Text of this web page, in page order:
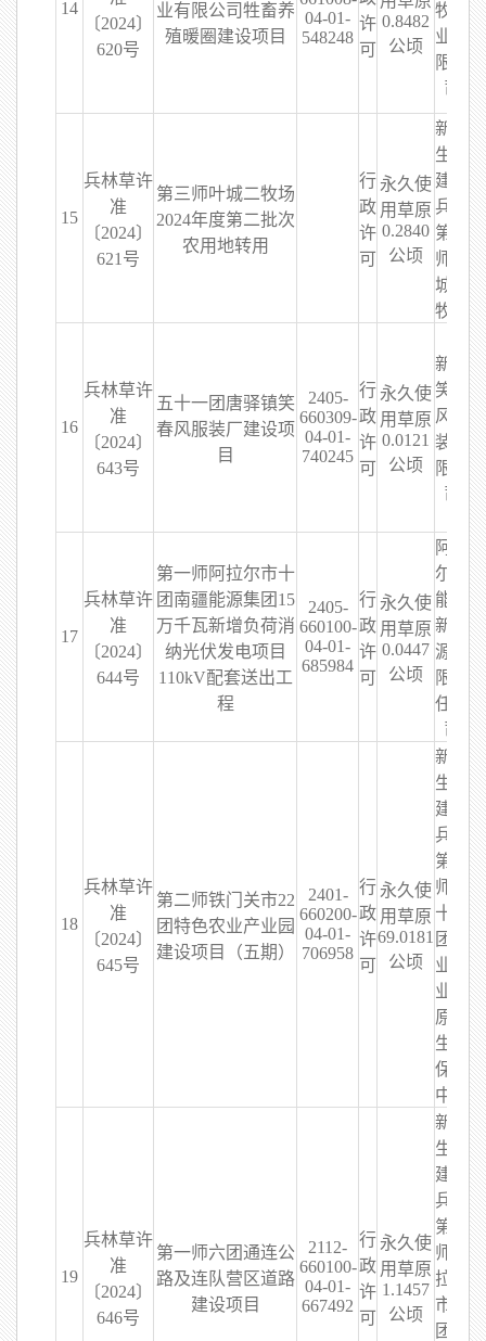
14
〔2024〕
620号
业有限公司牲畜养
殖暖圈建设项目
04-01-
548248
许
可
0.8482
公顷
牧畜
业有
限公
司
15
兵林草许
准
〔2024〕
621号
第三师叶城二牧场
2024年度第二批次
农用地转用
行
政
许
可
永久使
用草原
0.2840
公顷
新疆
生产
建设
兵团
第三
师叶
城二
牧场
16
兵林草许
准
〔2024〕
643号
五十一团唐驿镇笑
春风服装厂建设项
目
2405-
660309-
04-01-
740245
行
政
许
可
永久使
用草原
0.0121
公顷
新疆
笑春
风服
装有
限公
司
17
兵林草许
准
〔2024〕
644号
第一师阿拉尔市十
团南疆能源集团15
万千瓦新增负荷消
纳光伏发电项目
110kV配套送出工
程
2405-
660100-
04-01-
685984
行
政
许
可
永久使
用草原
0.0447
公顷
阿拉
尔市
能发
新能
源有
限责
任公
司
18
兵林草许
准
〔2024〕
645号
第二师铁门关市22
团特色农业产业园
建设项目（五期）
2401-
660200-
04-01-
706958
行
政
许
可
永久使
用草原
69.0181
公顷
新疆
生产
建设
兵团
第二
师二
十二
团农
业林
业草
原和
生态
保护
中心
19
兵林草许
准
〔2024〕
646号
第一师六团通连公
路及连队营区道路
建设项目
2112-
660100-
04-01-
667492
行
政
许
可
永久使
用草原
1.1457
公顷
新疆
生产
建设
兵团
第一
师阿
拉尔
市六
团农